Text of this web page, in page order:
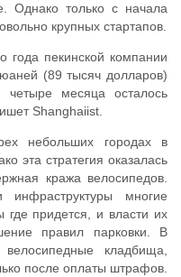
Однако только с начала
крупных стартапов.
года пекинской компании
(89 тысяч долларов)
четыре месяца осталось
Shanghaiist.
небольших городах в
эта стратегия оказалась
кража велосипедов.
инфраструктуры многие
где придется, и власти их
правил парковки. В
велосипедные кладбища,
после оплаты штрафов.